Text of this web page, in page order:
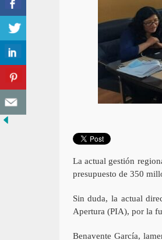
La actual gestión
presupuesto de 350
Sin duda, la actual
Apertura (PIA), por la
Benavente García,